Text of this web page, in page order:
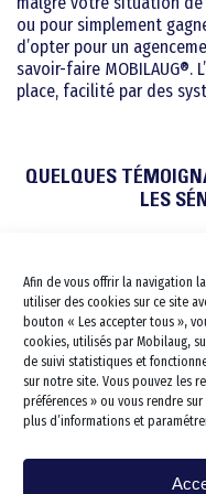
Afin de vous offrir la navigation
utiliser des cookies sur ce site
bouton « Les accepter tous »,
cookies, utilisés par Mobilaug,
de suivi statistiques et
sur notre site. Vous pouvez les
préférences » ou vous rendre
plus d’informations et
ou pour simplement
d’opter pour un
savoir-faire MOBILAUG®.
place, facilité par des
QUELQUES
LES